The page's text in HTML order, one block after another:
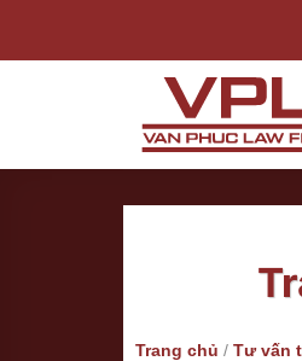
Trang chủ / Tư vấn